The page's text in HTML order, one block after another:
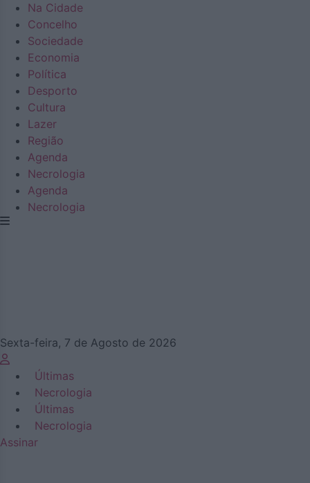
Na Cidade
Concelho
Sociedade
Economia
Política
Desporto
Cultura
Lazer
Região
Agenda
Necrologia
Agenda
Necrologia
Sexta-feira, 7 de Agosto de 2026
Últimas
Necrologia
Últimas
Necrologia
Assinar